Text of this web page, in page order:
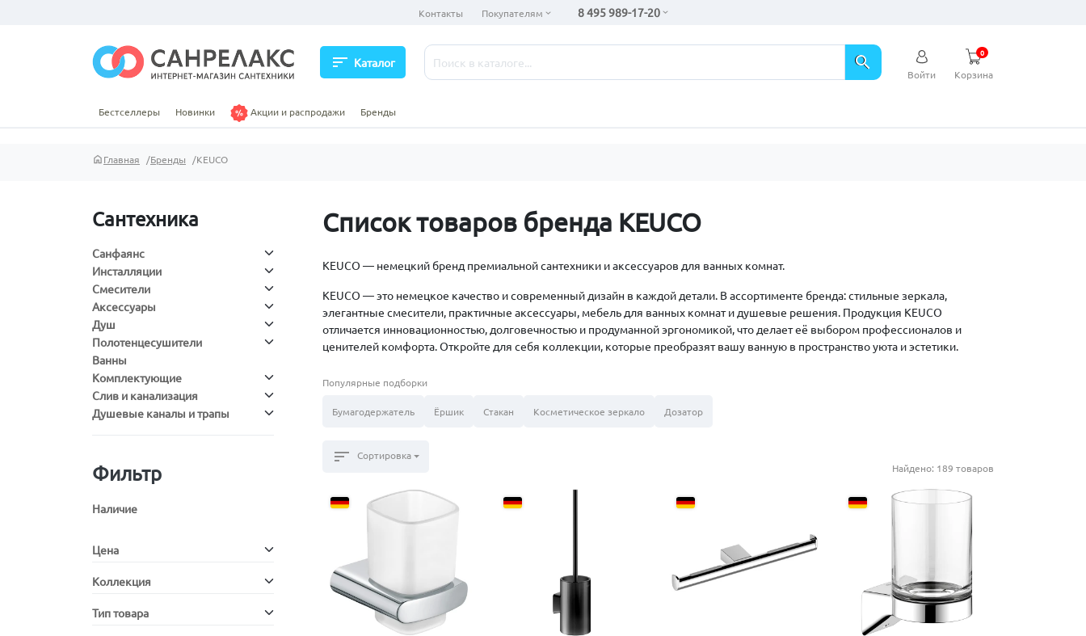
Контакты Покупателям 8 495 989-17-20
sort Каталог search
Войти Корзина
0
Бестселлеры Новинки Акции и распродажи Бренды
Главная Бренды KEUCO
Сантехника
Санфаянс
Инсталляции
Смесители
Аксессуары
Душ
Полотенцесушители
Ванны
Комплектующие
Слив и канализация
Душевые каналы и трапы
Фильтр
Наличие
Цена
Коллекция
Тип товара
Список товаров бренда KEUCO
KEUCO — немецкий бренд премиальной сантехники и аксессуаров для ванных комнат.
KEUCO — это немецкое качество и современный дизайн в каждой детали. В ассортименте бренда: стильные зеркала,
элегантные смесители, практичные аксессуары, мебель для ванных комнат и душевые решения. Продукция KEUCO
отличается инновационностью, долговечностью и продуманной эргономикой, что делает её выбором профессионалов и
ценителей комфорта. Откройте для себя коллекции, которые преобразят вашу ванную в пространство уюта и эстетики.
Популярные подборки
Бумагодержатель Ёршик Стакан Косметическое зеркало Дозатор
sort
Сортировка
Найдено: 189 товаров